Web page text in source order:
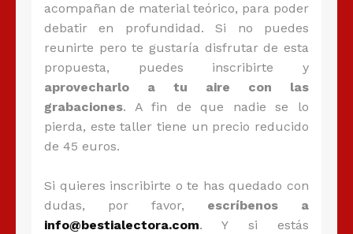
acompañan de material teórico, para poder
debatir en profundidad. Si no puedes
reunirte pero te gustaría disfrutar de esta
propuesta, puedes inscribirte y
aprovecharlo a tu aire con las
grabaciones. A fin de que nadie se lo
pierda, este taller tiene un precio reducido
de 45 euros.
Si quieres inscribirte o te has quedado con
dudas, por favor, escríbenos a
info@bestialectora.com. Y si estás